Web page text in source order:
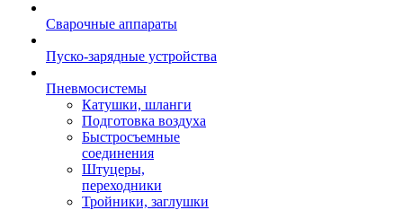
Сварочные аппараты
Пуско-зарядные устройства
Пневмосистемы
Катушки, шланги
Подготовка воздуха
Быстросъемные
соединения
Штуцеры,
переходники
Тройники, заглушки